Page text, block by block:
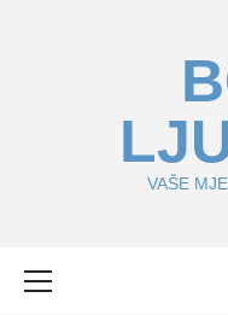
VAŠE